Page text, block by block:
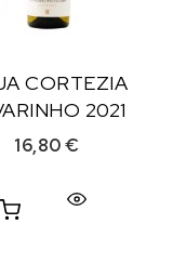
CORTEZIA
2021
16,80€